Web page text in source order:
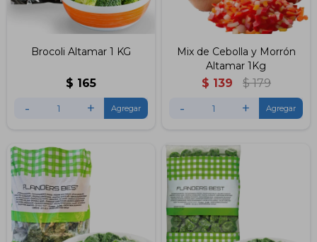
Brocoli Altamar 1 KG
$ 165
- +
Mix de Cebolla y Morrón
Altamar 1Kg
$ 139 $ 179
- +